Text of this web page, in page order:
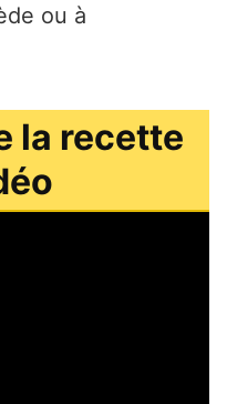
ou à
la recette